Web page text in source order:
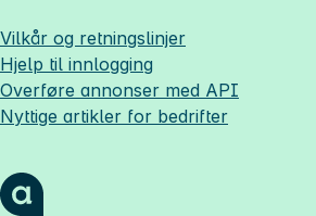
Vilkår og retningslinjer
Hjelp til innlogging
Overføre annonser med API
Nyttige artikler for bedrifter